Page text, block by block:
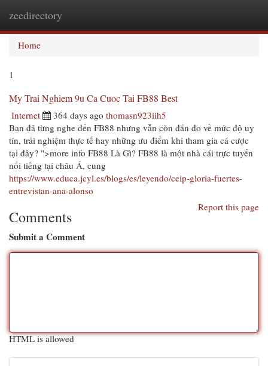
zeedirectory
Home
1
My Trai Nghiem 9u Ca Cuoc Tai FB88 Best
Internet 364 days ago thomasn923iih5
Bạn đã từng nghe đến FB88 nhưng vẫn còn đắn đo về mức độ uy
tín, trải nghiệm thực tế hay những ưu điểm khi tham gia cá cược
tại đây? ">more info FB88 Là Gì? FB88 là một nhà cái trực tuyến
nổi tiếng tại châu Á, cung
https://www.educa.jcyl.es/blogs/es/leyendo/ceip-gloria-fuertes-
entrevistan-ana-alonso
Report this page
Comments
Submit a Comment
HTML is allowed